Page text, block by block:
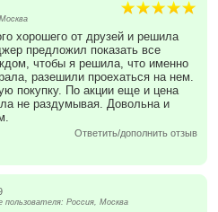
хорошего от друзей и решила
предложил показать все
чтобы я решила, что именно
разешили проехаться на нем.
покупку. По акции еще и цена
не раздумывая. Довольна и
Ответить/дополнить отзыв
пользователя: Россия, Москва